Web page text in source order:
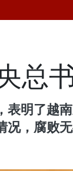
总
明了越
，腐败无